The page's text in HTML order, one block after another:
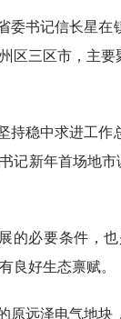
委书记信长星
区三区市，主
持稳中求进工作
记新年首场地
的必要条件，
良好生态禀赋。
原远泽电气地块